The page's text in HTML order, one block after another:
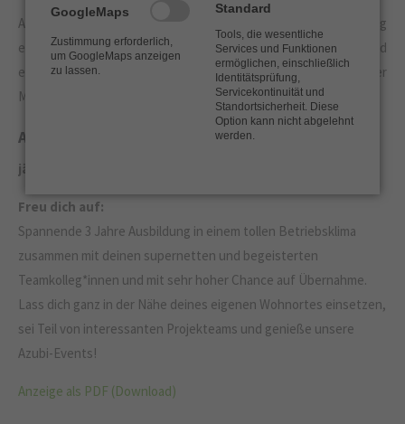
Anstelle der Pflegehelfer- oder Pflegeassistenzausbildung
eröffnet auch die Kombination aus Hauptschulabschluss und
einer erfolgreich abgeschlossenen Berufsausbildung mit einer
Mindestdauer von 2 Jahren den Zugang zur Pflegeausbildung.
Ausbildungsstart:
jährlich zum 01.05. oder zum 01.09. bzw. 01.10.
Freu dich auf:
Spannende 3 Jahre Ausbildung in einem tollen Betriebsklima
zusammen mit deinen supernetten und begeisterten
Teamkolleg*innen und mit sehr hoher Chance auf Übernahme.
Lass dich ganz in der Nähe deines eigenen Wohnortes einsetzen,
sei Teil von interessanten Projekteams und genieße unsere
Azubi-Events!
Anzeige als PDF (Download)
GoogleMaps
Zustimmung erforderlich,
um GoogleMaps anzeigen
zu lassen.
Standard
Tools, die wesentliche
Services und Funktionen
ermöglichen, einschließlich
Identitätsprüfung,
Servicekontinuität und
Standortsicherheit. Diese
Option kann nicht abgelehnt
werden.